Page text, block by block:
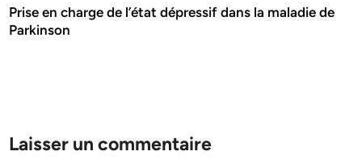
Prise en charge de l’état dépressif dans la maladie de
Parkinson
Laisser un commentaire